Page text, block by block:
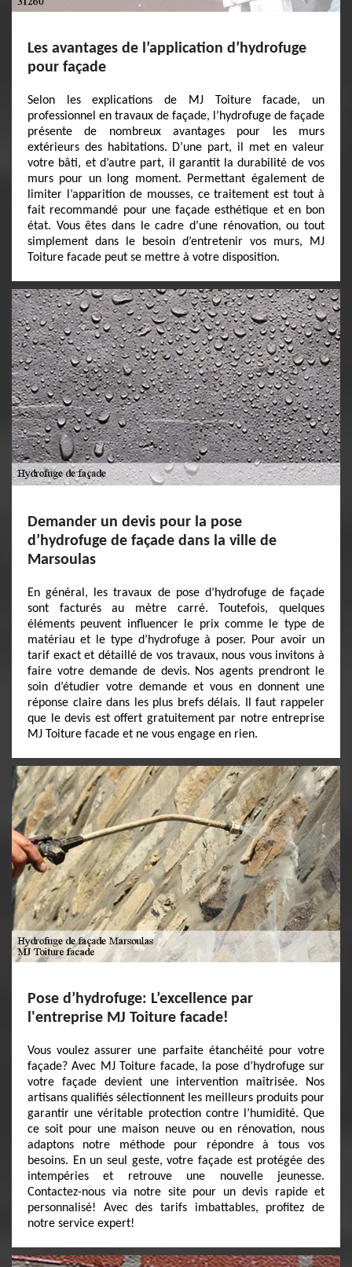
Les avantages de l’application d’hydrofuge
pour façade
Selon les explications de MJ Toiture facade, un
professionnel en travaux de façade, l’hydrofuge de façade
présente de nombreux avantages pour les murs
extérieurs des habitations. D’une part, il met en valeur
votre bâti, et d’autre part, il garantit la durabilité de vos
murs pour un long moment. Permettant également de
limiter l’apparition de mousses, ce traitement est tout à
fait recommandé pour une façade esthétique et en bon
état. Vous êtes dans le cadre d’une rénovation, ou tout
simplement dans le besoin d’entretenir vos murs, MJ
Toiture facade peut se mettre à votre disposition.
Demander un devis pour la pose
d’hydrofuge de façade dans la ville de
Marsoulas
En général, les travaux de pose d’hydrofuge de façade
sont facturés au mètre carré. Toutefois, quelques
éléments peuvent influencer le prix comme le type de
matériau et le type d’hydrofuge à poser. Pour avoir un
tarif exact et détaillé de vos travaux, nous vous invitons à
faire votre demande de devis. Nos agents prendront le
soin d’étudier votre demande et vous en donnent une
réponse claire dans les plus brefs délais. Il faut rappeler
que le devis est offert gratuitement par notre entreprise
MJ Toiture facade et ne vous engage en rien.
Pose d’hydrofuge: L’excellence par
l'entreprise MJ Toiture facade!
Vous voulez assurer une parfaite étanchéité pour votre
façade? Avec MJ Toiture facade, la pose d’hydrofuge sur
votre façade devient une intervention maîtrisée. Nos
artisans qualifiés sélectionnent les meilleurs produits pour
garantir une véritable protection contre l’humidité. Que
ce soit pour une maison neuve ou en rénovation, nous
adaptons notre méthode pour répondre à tous vos
besoins. En un seul geste, votre façade est protégée des
intempéries et retrouve une nouvelle jeunesse.
Contactez-nous via notre site pour un devis rapide et
personnalisé! Avec des tarifs imbattables, profitez de
notre service expert!